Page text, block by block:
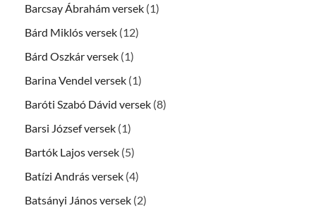
Barcsay Ábrahám versek (1)
Bárd Miklós versek (12)
Bárd Oszkár versek (1)
Barina Vendel versek (1)
Baróti Szabó Dávid versek (8)
Barsi József versek (1)
Bartók Lajos versek (5)
Batízi András versek (4)
Batsányi János versek (2)